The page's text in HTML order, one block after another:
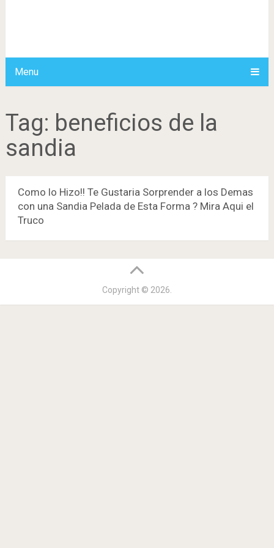
Menu
Tag: beneficios de la
sandia
Como lo Hizo!! Te Gustaria Sorprender a los Demas
con una Sandia Pelada de Esta Forma ? Mira Aqui el
Truco
Copyright © 2026.